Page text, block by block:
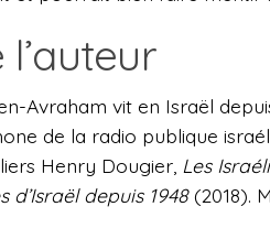
Avraham vit en Israël
de la radio publique
Henry Dougier, Les
d’Israël depuis 1948(2018).